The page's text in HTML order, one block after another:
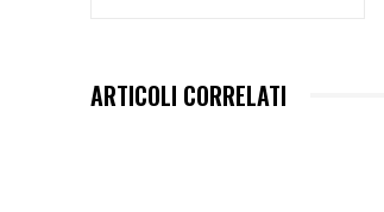
ARTICOLI CORRELATI